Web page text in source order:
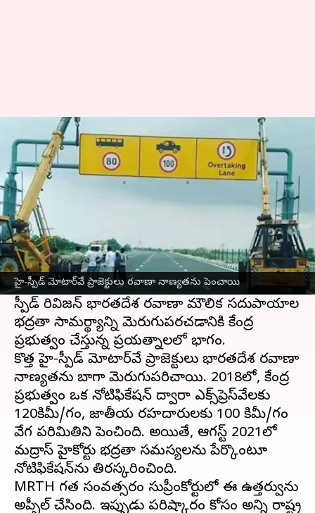
హై-స్పీడ్ మోటార్‌వే ప్రాజెక్టులు రవాణా నాణ్యతను పెంచాయి
కొన్ని రోడ్లపై వేగంగా వెళ్లాలంటున్న కేంద్ర
ప్రభుత్వం
వ్రాసిన వారు Nishkala Sathivada Mar 03, 2023 06:31 pm
ఈ వార్తాకథనం ఏంటి
రోడ్డు రవాణా రహదారుల మంత్రిత్వ శాఖ(MRTH)
జాతీయ రహదారులు, ఎక్స్‌ప్రెస్‌వేలపై వేగ
పరిమితులను పెంచాలని ప్రతిపాదించింది. ప్రతిపాదిత
స్పీడ్ రివిజన్ భారతదేశ రవాణా మౌలిక సదుపాయాల
భద్రతా సామర్థ్యాన్ని మెరుగుపరచడానికి కేంద్ర
ప్రభుత్వం చేస్తున్న ప్రయత్నాలలో భాగం.
కొత్త హై-స్పీడ్ మోటార్‌వే ప్రాజెక్టులు భారతదేశ రవాణా
నాణ్యతను బాగా మెరుగుపరిచాయి. 2018లో, కేంద్ర
ప్రభుత్వం ఒక నోటిఫికేషన్ ద్వారా ఎక్స్‌ప్రెస్‌వేలకు
120కిమీ/గం, జాతీయ రహదారులకు 100 కిమీ/గం
వేగ పరిమితిని పెంచింది. అయితే, ఆగస్ట్ 2021లో
మద్రాస్ హైకోర్టు భద్రతా సమస్యలను పేర్కొంటూ
నోటిఫికేషన్‌ను తిరస్కరించింది.
MRTH గత సంవత్సరం సుప్రీంకోర్టులో ఈ ఉత్తర్వును
అప్పీల్ చేసింది. ఇప్పుడు పరిష్కారం కోసం అన్ని రాష్ట్ర